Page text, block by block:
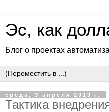
Эс, как
Блог о проектах
среда, 3 апреля 2019 г.
Тактика